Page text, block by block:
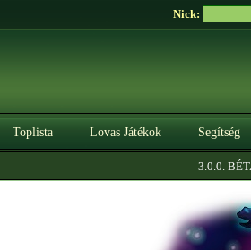
Nick:
Toplista Lovas Játékok Segítség
3.0.0. BÉTA|